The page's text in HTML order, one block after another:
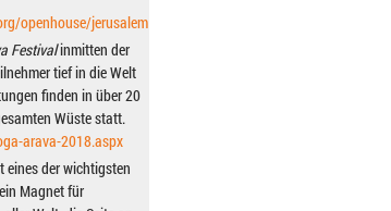
openhouse/jerusalem
Festivalinmitten der
tief in die Welt
finden in über 20
Wüste statt.
arava-2018.aspx
eines der wichtigsten
Magnet für